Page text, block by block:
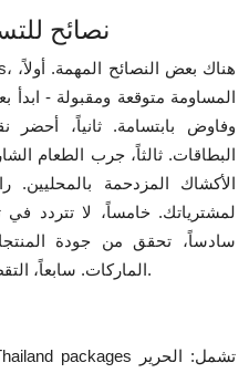
نصائح
وفاوض بابتسامة. ثانياً، أحضر
البطاقات. ثالثاً، جرب الطعام
الأكشاك المزدحمة بالمحليين.
لمشترياتك. خامساً، لا تتردد في
سادساً، تحقق من جودة
الماركات. سابعاً، التقط صوراً لكن اسأل إذن البائعين أولاً.